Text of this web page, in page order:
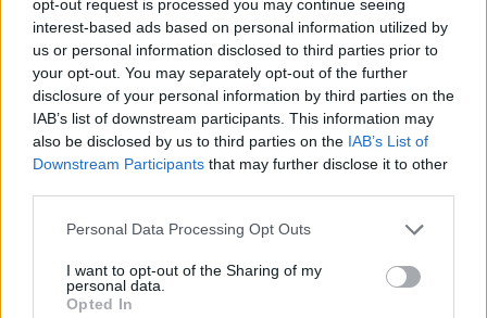
opt-out request is processed you may continue seeing
interest-based ads based on personal information utilized by
us or personal information disclosed to third parties prior to
your opt-out. You may separately opt-out of the further
disclosure of your personal information by third parties on the
IAB’s list of downstream participants. This information may
also be disclosed by us to third parties on the IAB’s List of
Downstream Participants that may further disclose it to other
Personal Data Processing Opt Outs
I want to opt-out of the Sharing of my
personal data.
Opted In
Κίσαμος: «Η πρώτη μας νύχτα» – Μια
ξεχωριστή μουσικοθεατρική
παράσταση
8 Αυγούστου 2026 08:30
ΓΕΎΣΗ - ΨΥΧΑΓΩΓΊΑ • ΔΉΜΟΣ ΚΙΣΆΜΟΥ
Kίσαμος: Κρητική βραδιά με τον Νίκο
8 Αυγούστου 2026 08:25
ΕΚΚΛΗΣΙΑ ΝΟΜΌΣ ΧΑΝΊΩΝ